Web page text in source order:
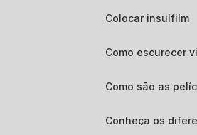
Colocar insulfilm
Como escurecer
Como são as
Conheça os